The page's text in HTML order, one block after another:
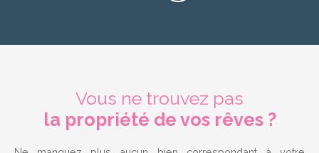
Vous ne trouvez pas
la propriété de vos rêves ?